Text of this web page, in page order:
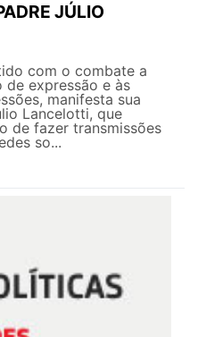
JÚLIO
com o combate a
expressão e às
manifesta sua
Lancelotti, que
de fazer transmissões
so...